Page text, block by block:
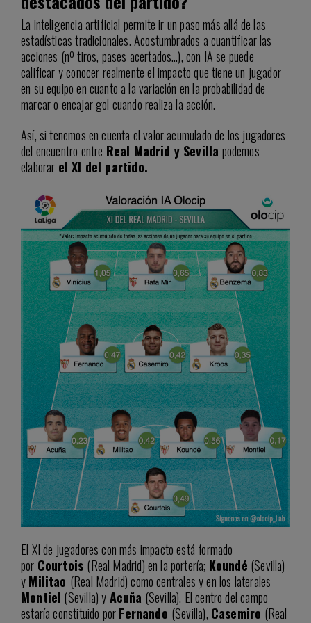
La inteligencia artificial permite ir un paso más allá de las
estadísticas tradicionales. Acostumbrados a cuantificar las
acciones (nº tiros, pases acertados…), con IA se puede
calificar y conocer realmente el impacto que tiene un jugador
en su equipo en cuanto a la variación en la probabilidad de
marcar o encajar gol cuando realiza la acción.
Así, si tenemos en cuenta el valor acumulado de los jugadores
del encuentro entre Real Madrid y Sevilla podemos
elaborar el XI del partido.
El XI de jugadores con más impacto está formado
por Courtois (Real Madrid) en la portería; Koundé (Sevilla)
yMilitao (Real Madrid) como centrales y en los laterales
Montiel (Sevilla) yAcuña (Sevilla). El centro del campo
estaría constituido porFernando (Sevilla), Casemiro (Real